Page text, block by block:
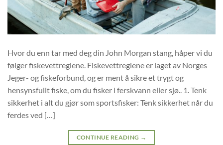
Hvor du enn tar med deg din John Morgan stang, håper vi du
følger fiskevettreglene. Fiskevettreglene er laget av Norges
Jeger- og fiskeforbund, og er ment å sikre et trygt og
hensynsfullt fiske, om du fisker i ferskvann eller sjø.. 1. Tenk
sikkerhet i alt du gjør som sportsfisker: Tenk sikkerhet når du
ferdes ved […]
CONTINUE READING →